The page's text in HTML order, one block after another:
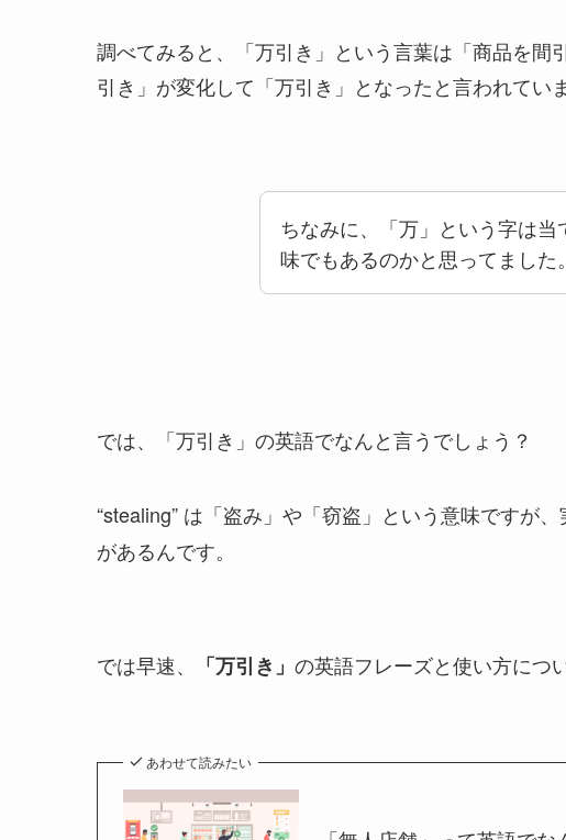
調べてみると、「万引き」という言葉は「商品を
引き」が変化して「万引き」となったと言われていま
ちなみに、「万」という字は
味でもあるのかと思ってました
では、「万引き」の英語でなんと言うでしょう？
“stealing” は「盗み」や「窃盗」という意味ですが
があるんです。
では早速、 「万引き」 の英語フレーズと使い方につ
あわせて読みたい